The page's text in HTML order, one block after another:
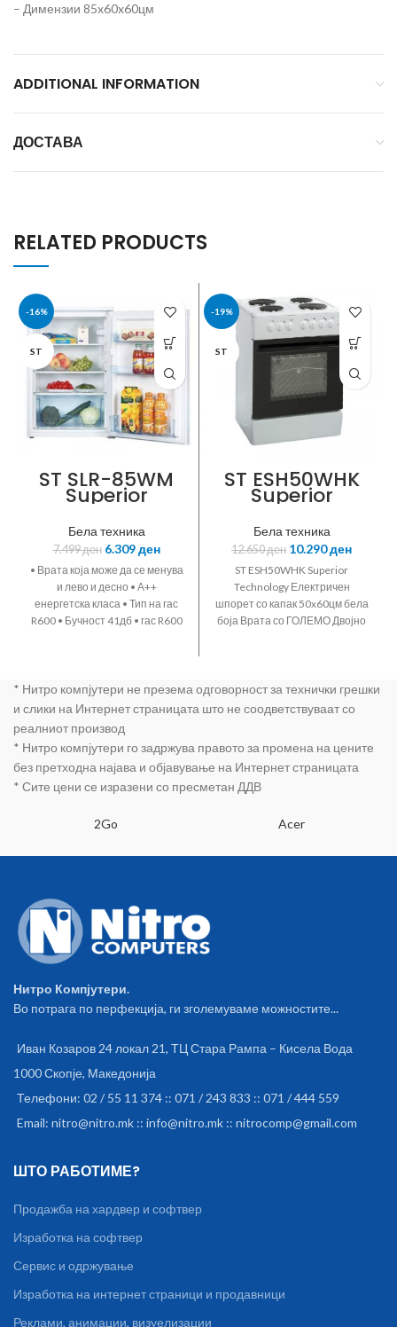
– Димензии 85x60x60цм
ADDITIONAL INFORMATION
ДОСТАВА
RELATED PRODUCTS
-16%
ST
ST SLR-85WM
Superior
Technology •
Фрижидер за
одржување •
бела боја •
Direct cooling •
Нето капацитет
98л • 85цм
висина •
стакло •
Механичка
контрола на
температурата •
Внатрешно
осветлување
Бела техника
7.499ден 6.309ден
• Врата која може да се менува
и лево и десно • А++
енергетска класа • Тип на гас
R600 • Бучност 41дб • гас R600
-19%
ST
ST ESH50WHK
Superior
Technology
Електричен
шпорет со капак
50×60цм
Бела техника
12.650ден 10.290ден
ST ESH50WHK Superior
Technology Електричен
шпорет со капак 50x60цм бела
боја Врата со ГОЛЕМО Двојно
technology Капацитет на
рерна 58л 4 електрични
А енергетска класа
* Нитро компјутери не презема одговорност за технички грешки
и слики на Интернет страницата што не соодветствуваат со
реалниот производ
* Нитро компјутери го задржува правото за промена на цените
без претходна најава и објавување на Интернет страницата
* Сите цени се изразени со пресметан ДДВ
2Go Acer
Нитро Компјутери.
Во потрага по перфекција, ги зголемуваме можностите...
Иван Козаров 24 локал 21, ТЦ Стара Рампа – Кисела Вода
1000 Скопје, Македонија
Телефони: 02 / 55 11 374 :: 071 / 243 833 :: 071 / 444 559
Email: nitro@nitro.mk :: info@nitro.mk :: nitrocomp@gmail.com
ШТО РАБОТИМЕ?
Продажба на хардвер и софтвер
Изработка на софтвер
Сервис и одржување
Изработка на интернет страници и продавници
Реклами, анимации, визуелизации